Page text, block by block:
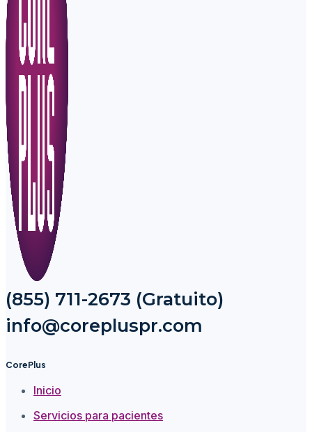
(855) 711-2673 (Gratuito)
info@corepluspr.com
CorePlus
Inicio
Servicios para pacientes